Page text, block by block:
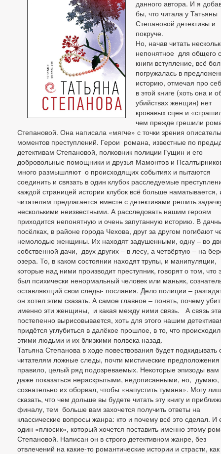
данного автора. И я
бы, что читала у Татьяны
Степановой детективы и
покруче.
Но, начав читать
непонятное для общего
книги вступление, всё
погружалась в
историю, отмечая про
в этой книге (хоть она и
убийствах женщин) нет
кровавых сцен и
чем прежде грешили
Степановой. Она написала «мягче» с точки зрения
моментов преступлений. Герои романа, известные по
детективам Степановой, полковник полиции Гущин и его
добровольные помощники и друзья Мамонтов и
много размышляют о происходящих событиях и пытаются
соединить и связать в один клубок расследуемые
каждой страницей истории клубок всё больше наматывается,
читателям предлагается вместе с детективами решить
несколькими неизвестными. А расследовать нашим героям
приходится непонятную и очень запутанную историю. В
посёлках, в районе города Чехова, друг за другом погибают
немолодые женщины. Их находят задушенными, одну – во
собственной дачи, двух других – в лесу, а четвёртую – на
озера. То, в каком состоянии находят трупы, и манипуляции,
которые над ними производит преступник, говорят о том, что
был психически ненормальный человек или маньяк,
оставляющий свои следы- послания. Дело полиции –
он хотел этим сказать. А самое главное – понять, почему
именно эти женщины, и какая между ними связь. А связь эта
постепенно вырисовывается, хоть для этого нашим
придётся углубиться в далёкое прошлое, в то, что
этими людьми и их близкими полвека назад.
Татьяна Степанова в ходе повествования будет подкидывать
читателям ложные следы, почти мистические предположения
правило, целый ряд подозреваемых. Некоторые эпизоды вам
даже показаться нераскрытыми, недописанными, но, думаю,
сознательно их оборвал, чтобы «напустить тумана». Могу
сказать, что чем дольше вы будете читать эту книгу и
финалу, тем больше вам захочется получить ответы на
классические вопросы жанра: кто и почему всё это сделал.
один «плюсик», который хочется поставить именно этому
Степановой. Написан он в строго детективном жанре, без
отвлечений на какие-то романтические истории и страсти,